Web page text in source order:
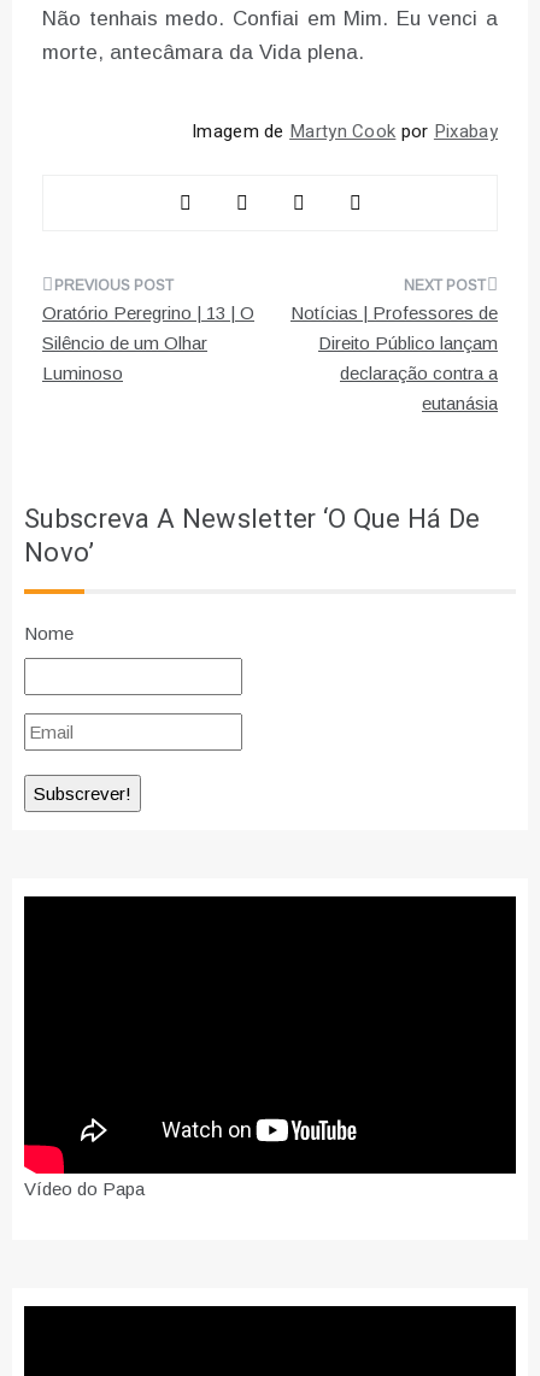
Não tenhais medo. Confiai em Mim. Eu venci a
morte, antecâmara da Vida plena.
Imagem de Martyn Cook por Pixabay
Navegação
de
artigos
Oratório Peregrino | 13 | O
Silêncio de um Olhar
Luminoso
Notícias | Professores de
Direito Público lançam
declaração contra a
eutanásia
Subscreva A Newsletter ‘O Que Há De
Novo’
Nome
Vídeo do Papa